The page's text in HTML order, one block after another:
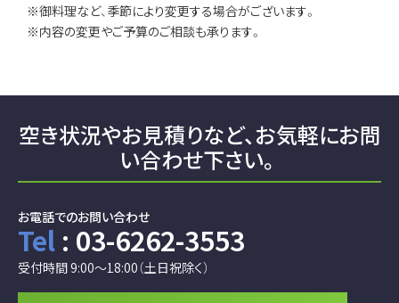
※御料理など、季節により変更する場合がございます。
※内容の変更やご予算のご相談も承ります。
空き状況やお見積りなど、お気軽にお問
い合わせ下さい。
お電話でのお問い合わせ
Tel : 03-6262-3553
受付時間 9:00～18:00（土日祝除く）